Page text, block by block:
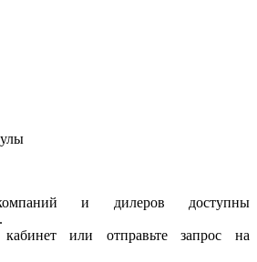
и дилеров доступны
или отправьте запрос на